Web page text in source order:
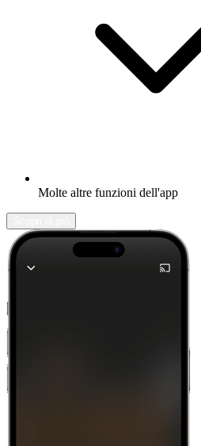
Molte altre funzioni dell'app